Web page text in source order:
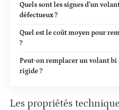
Quels sont les signes d’un
défectueux ?
Quel est le coût moyen pour
?
Peut-on remplacer un volant bi
rigide ?
Les propriétés